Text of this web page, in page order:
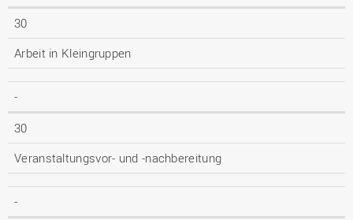
30
Arbeit in Kleingruppen
-
30
Veranstaltungsvor- und -nachbereitung
-